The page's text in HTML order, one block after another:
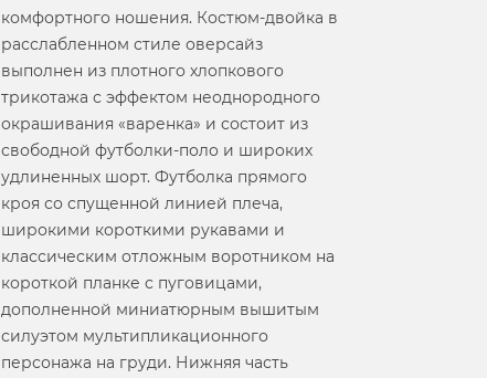
комфортного ношения. Костюм-двойка в
расслабленном стиле оверсайз
выполнен из плотного хлопкового
трикотажа с эффектом неоднородного
окрашивания «варенка» и состоит из
свободной футболки-поло и широких
удлиненных шорт. Футболка прямого
кроя со спущенной линией плеча,
широкими короткими рукавами и
классическим отложным воротником на
короткой планке с пуговицами,
дополненной миниатюрным вышитым
силуэтом мультипликационного
персонажа на груди. Нижняя часть